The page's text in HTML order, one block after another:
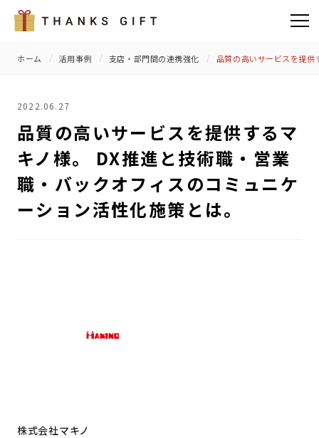
ホーム 活用事例 支店・部門間の連携強化 品質の高いサービスを提供
2022.06.27
品質の高いサービスを提供するマ
キノ様。 DX推進と技術職・営業
職・バックオフィスのコミュニケ
ーション活性化施策とは。
株式会社マキノ